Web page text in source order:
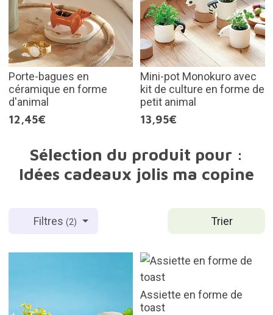
Porte-bagues en
céramique en forme
d'animal
12,45€
Mini-pot Monokuro avec
kit de culture en forme de
petit animal
13,95€
Sélection du produit pour :
Idées cadeaux jolis ma copine
Trier
Filtres(2)
Assiette en forme de
toast